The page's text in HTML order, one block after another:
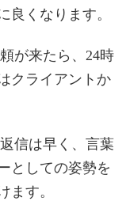
良くなります。
が来たら、24時
クライアントか
返信は早く、言葉
としての姿勢を
ます。